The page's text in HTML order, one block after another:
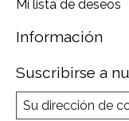
Mi lista de deseos
Información
Suscribirse a